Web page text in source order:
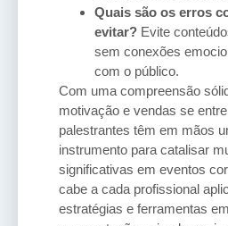
Quais são os erros
evitar? Evite
sem conexões
com o público.
Com uma compreensão
motivação e vendas se
palestrantes têm em mãos
instrumento para catalisar
significativas em eventos
cabe a cada profissional
estratégias e ferramentas